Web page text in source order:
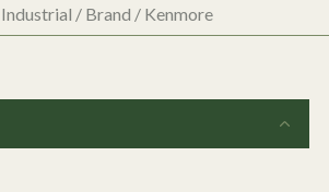
Industrial / Brand / Kenmore